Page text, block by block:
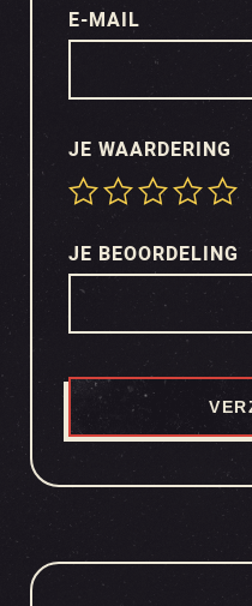
JE WAARDERING
JE BEOORDELING
E-MAIL